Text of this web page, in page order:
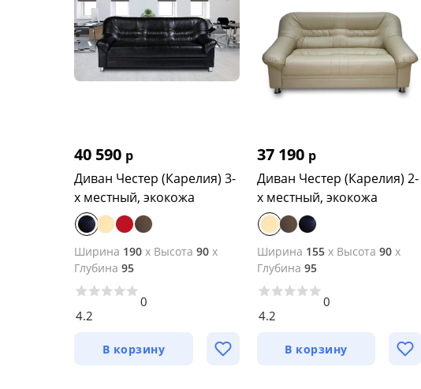
40 590 р
Диван Честер (Карелия) 3-
х местный, экокожа
Ширина 190 x Высота 90 x
Глубина 95
4.2
0
В корзину
37 190 р
Диван Честер (Карелия) 2-
х местный, экокожа
Ширина 155x Высота 90x
Глубина 95
4.2
0
В корзину